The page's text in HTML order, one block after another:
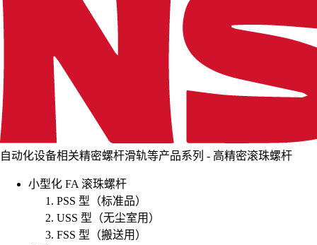
自动化设备相关精密螺杆滑轨等产品系列 - 高精密滚珠螺杆
小型化 FA 滚珠螺杆
PSS 型（标准品）
USS 型（无尘室用）
FSS 型（搬送用）